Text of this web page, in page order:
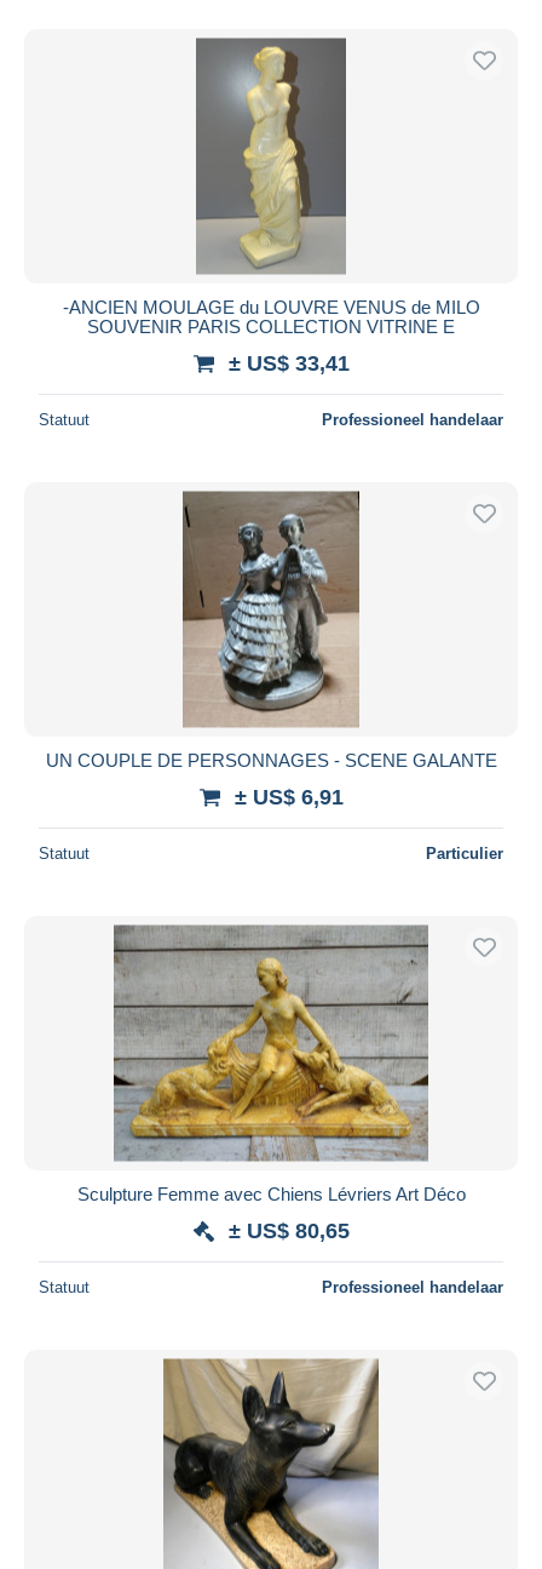
-ANCIEN MOULAGE du LOUVRE VENUS de MILO
SOUVENIR PARIS COLLECTION VITRINE E
± US$ 33,41
Statuut Professioneel handelaar
UN COUPLE DE PERSONNAGES - SCENE GALANTE
± US$ 6,91
Statuut Particulier
Sculpture Femme avec Chiens Lévriers Art Déco
± US$ 80,65
Statuut Professioneel handelaar